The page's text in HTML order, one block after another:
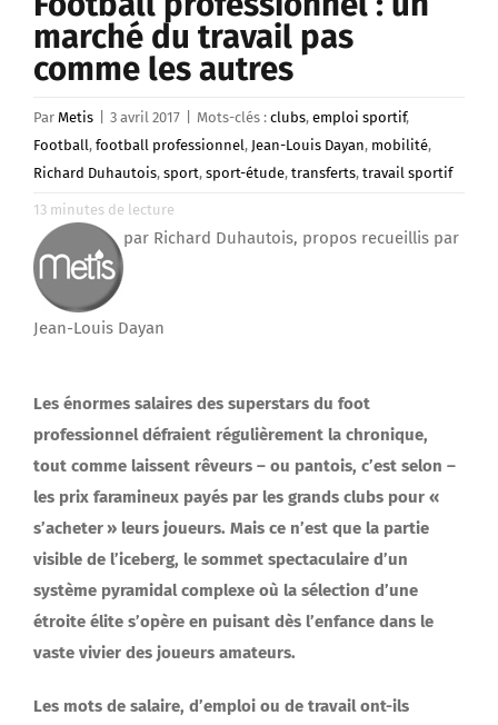
marché du travail pas
comme les autres
Par Metis 3 avril 2017 Mots-clés : clubs, emploi sportif,
Football, football professionnel, Jean-Louis Dayan, mobilité,
Richard Duhautois, sport, sport-étude, transferts, travail sportif
13 minutes de lecture
par Richard Duhautois, propos recueillis par
Jean-Louis Dayan
Les énormes salaires des superstars du foot
professionnel défraient régulièrement la chronique,
tout comme laissent rêveurs – ou pantois, c’est selon –
les prix faramineux payés par les grands clubs pour «
s’acheter » leurs joueurs. Mais ce n’est que la partie
visible de l’iceberg, le sommet spectaculaire d’un
système pyramidal complexe où la sélection d’une
étroite élite s’opère en puisant dès l’enfance dans le
vaste vivier des joueurs amateurs.
Les mots de salaire, d’emploi ou de travail ont-ils